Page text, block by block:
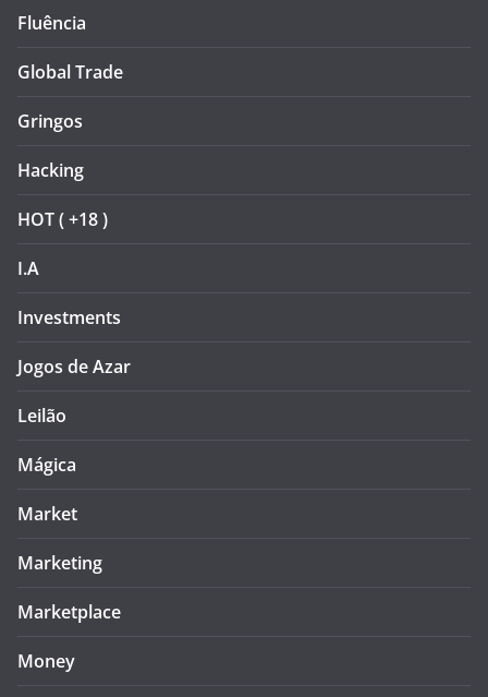
Fluência
Global Trade
Gringos
Hacking
HOT ( +18 )
I.A
Investments
Jogos de Azar
Leilão
Mágica
Market
Marketing
Marketplace
Money